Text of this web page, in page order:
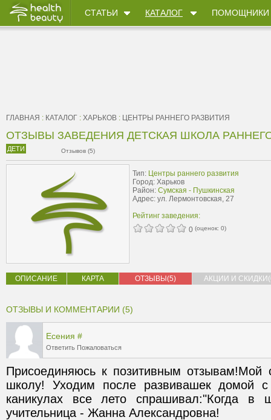
СТАТЬИ КАТАЛОГ ПОМОЩНИКИ
ГЛАВНАЯ : КАТАЛОГ : ХАРЬКОВ : ЦЕНТРЫ РАННЕГО РАЗВИТИЯ
ОТЗЫВЫ ЗАВЕДЕНИЯ ДЕТСКАЯ ШКОЛА
ДЕТИ Отзывов (5)
Тип: Центры раннего развития
Город: Харьков
Район: Сумская - Пушкинская
Адрес: ул. Лермонтовская, 27
Рейтинг заведения:
0 (оценок: 0)
ОПИСАНИЕ КАРТА ОТЗЫВЫ(5) АКЦИИ И
ОТЗЫВЫ И КОММЕНТАРИИ (5)
Есения #
Ответить Пожаловаться
Присоединяюсь к позитивным
школу! Уходим после развивашек домой
каникулах все лето спрашивал:"Когда
учительница - Жанна Александровна!